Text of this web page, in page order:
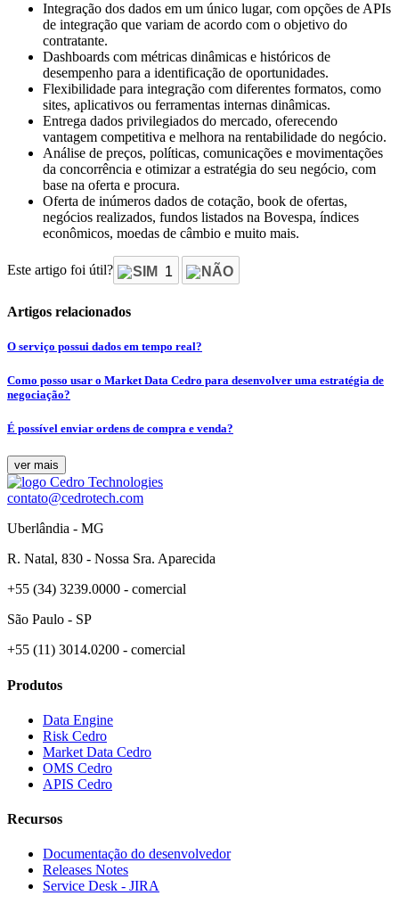
Integração dos dados em um único lugar, com opções de APIs
de integração que variam de acordo com o objetivo do
contratante.
Dashboards com métricas dinâmicas e históricos de
desempenho para a identificação de oportunidades.
Flexibilidade para integração com diferentes formatos, como
sites, aplicativos ou ferramentas internas dinâmicas.
Entrega dados privilegiados do mercado, oferecendo
vantagem competitiva e melhora na rentabilidade do negócio.
Análise de preços, políticas, comunicações e movimentações
da concorrência e otimizar a estratégia do seu negócio, com
base na oferta e procura.
Oferta de inúmeros dados de cotação, book de ofertas,
negócios realizados, fundos listados na Bovespa, índices
econômicos, moedas de câmbio e muito mais.
Este artigo foi útil? SIM 1 NÃO
Artigos relacionados
O serviço possui dados em tempo real?
Como posso usar o Market Data Cedro para desenvolver uma estratégia de
negociação?
É possível enviar ordens de compra e venda?
ver mais
contato@cedrotech.com
Uberlândia - MG
R. Natal, 830 - Nossa Sra. Aparecida
+55 (34) 3239.0000 - comercial
São Paulo - SP
+55 (11) 3014.0200 - comercial
Produtos
Data Engine
Risk Cedro
Market Data Cedro
OMS Cedro
APIS Cedro
Recursos
Documentação do desenvolvedor
Releases Notes
Service Desk - JIRA